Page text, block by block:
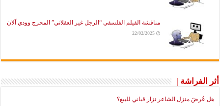
مناقشة الفيلم الفلسفي “الرجل غير العقلاني” المخرج وودي آلان
22/02/2025
أثر الفراشة |
هل عُرضَ منزل الشاعر نزار قباني للبيع؟